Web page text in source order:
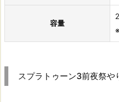
容量
スプラトゥーン3前夜祭や